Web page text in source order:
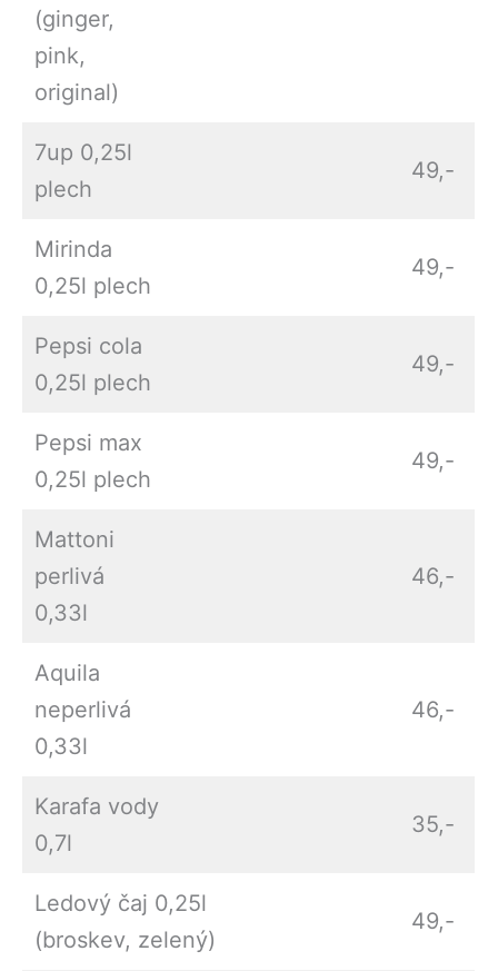
(ginger,
pink,
original)
7up 0,25l
plech
49,-
Mirinda
0,25l plech
49,-
Pepsi cola
0,25l plech
49,-
Pepsi max
0,25l plech
49,-
Mattoni
perlivá
0,33l
46,-
Aquila
neperlivá
0,33l
46,-
Karafa vody
0,7l
35,-
Ledový čaj 0,25l
(broskev, zelený)
49,-